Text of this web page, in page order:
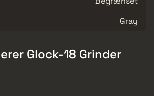
Gray
Glock-18 Grinder